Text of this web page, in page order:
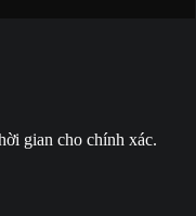
gian cho chính xác.